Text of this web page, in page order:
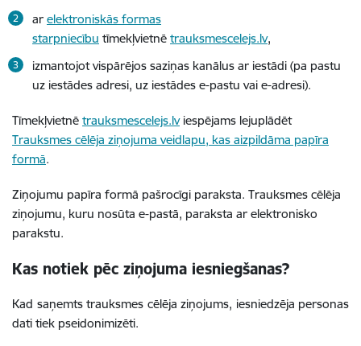
ar elektroniskās formas
starpniecību tīmekļvietnē trauksmescelejs.lv,
izmantojot vispārējos saziņas kanālus ar iestādi (pa pastu
uz iestādes adresi, uz iestādes e-pastu vai e-adresi).
Tīmekļvietnē trauksmescelejs.lv iespējams lejuplādēt
Trauksmes cēlēja ziņojuma veidlapu, kas aizpildāma papīra
formā.
Ziņojumu papīra formā pašrocīgi paraksta. Trauksmes cēlēja
ziņojumu, kuru nosūta e-pastā, paraksta ar elektronisko
parakstu.
Kas notiek pēc ziņojuma iesniegšanas?
Kad saņemts trauksmes cēlēja ziņojums, iesniedzēja personas
dati tiek pseidonimizēti.